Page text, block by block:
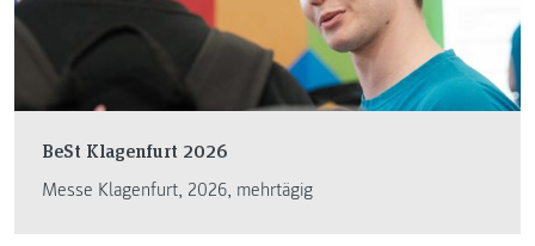
BeSt Klagenfurt 2026
Messe Klagenfurt, 2026, mehrtägig